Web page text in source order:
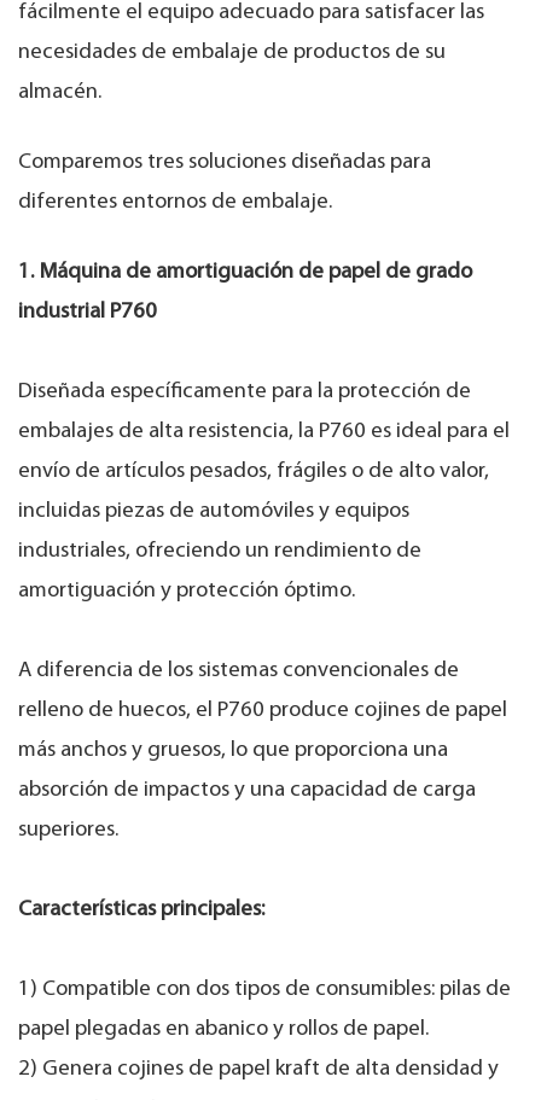
fácilmente el equipo adecuado para satisfacer las
necesidades de embalaje de productos de su
almacén.
Comparemos tres soluciones diseñadas para
diferentes entornos de embalaje.
1. Máquina de amortiguación de papel de grado
industrial P760
Diseñada específicamente para la protección de
embalajes de alta resistencia, la P760 es ideal para el
envío de artículos pesados, frágiles o de alto valor,
incluidas piezas de automóviles y equipos
industriales, ofreciendo un rendimiento de
amortiguación y protección óptimo.
A diferencia de los sistemas convencionales de
relleno de huecos, el P760 produce cojines de papel
más anchos y gruesos, lo que proporciona una
absorción de impactos y una capacidad de carga
superiores.
Características principales:
1) Compatible con dos tipos de consumibles: pilas de
papel plegadas en abanico y rollos de papel.
2) Genera cojines de papel kraft de alta densidad y